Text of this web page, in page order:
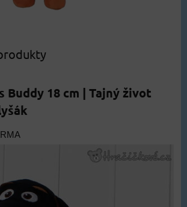
Buddy 18 cm | Tajný život